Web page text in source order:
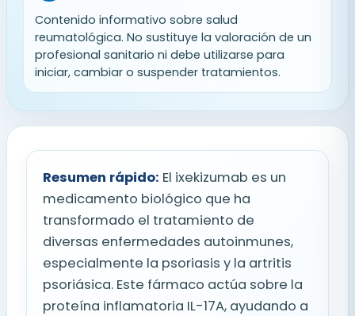
Contenido informativo sobre salud
reumatológica. No sustituye la valoración de un
profesional sanitario ni debe utilizarse para
iniciar, cambiar o suspender tratamientos.
Resumen rápido: El ixekizumab es un
medicamento biológico que ha
transformado el tratamiento de
diversas enfermedades autoinmunes,
especialmente la psoriasis y la artritis
psoriásica. Este fármaco actúa sobre la
proteína inflamatoria IL-17A, ayudando a